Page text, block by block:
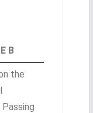
B
the
Passing